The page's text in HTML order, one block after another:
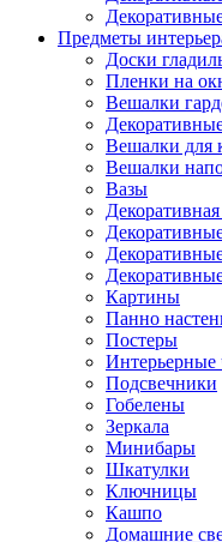
Предметы
Доски
Пленки на
Вешалки
Вешалки для
Вешалки
Вазы
Картины
Панно
Постеры
Интерьерные
Подсвечники
Гобелены
Зеркала
Минибары
Шкатулки
Ключницы
Кашпо
Домашние